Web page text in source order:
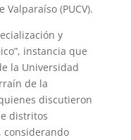
(PUCV).
y
instancia que
la Universidad
de la
discutieron
distritos
considerando